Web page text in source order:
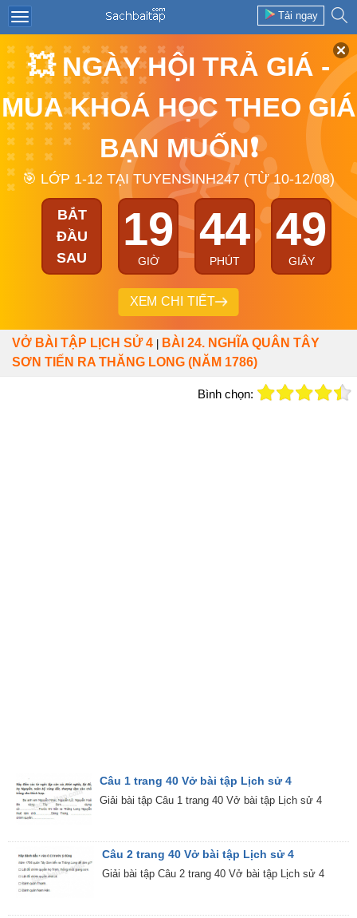
Tải ngay
💥 NGÀY HỘI TRẢ GIÁ -
MUA KHOÁ HỌC THEO GIÁ
BẠN MUỐN❗
🎯 LỚP 1-12 TẠI TUYENSINH247 (TỪ 10-12/08)
BẮT
ĐẦU
SAU
19
GIỜ
44
PHÚT
49
GIÂY
XEM CHI TIẾT
VỞ BÀI TẬP LỊCH SỬ 4
BÀI 24. NGHĨA QUÂN TÂY
SƠN TIẾN RA THĂNG LONG (NĂM 1786)
Bình chọn:
Câu 1 trang 40 Vở bài tập Lịch sử 4
Giải bài tập Câu 1 trang 40 Vở bài tập Lịch sử 4
Câu 2 trang 40 Vở bài tập Lịch sử 4
Giải bài tập Câu 2 trang 40 Vở bài tập Lịch sử 4